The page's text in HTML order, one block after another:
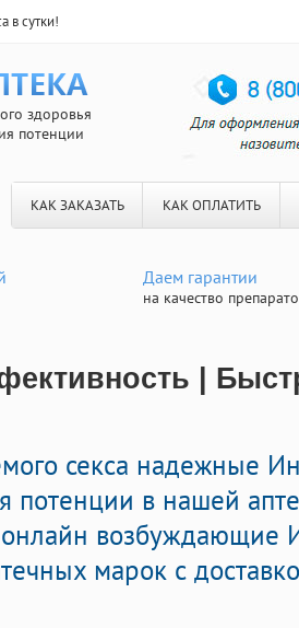
в сутки!
здоровья
потенции
КАК ЗАКАЗАТЬ КАК ОПЛАТИТЬ
Даем гарантии
на качество
|
секса надежные
потенции в нашей
онлайн возбуждающие
марок с